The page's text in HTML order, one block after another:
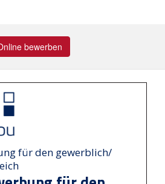
bewerben
für den gewerblich/